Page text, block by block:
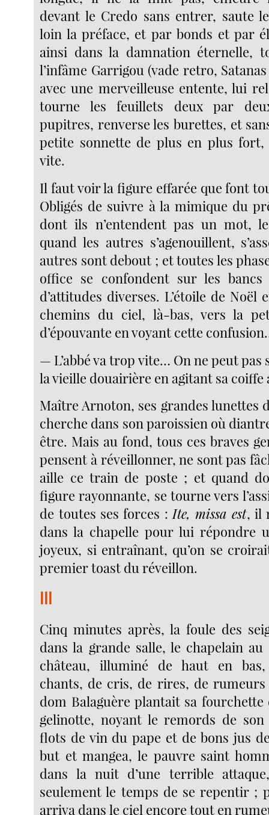
devant le Credo sans entrer, saute
loin la préface, et par bonds et par
ainsi dans la damnation éternelle,
l’infâme Garrigou (vade retro,
avec une merveilleuse entente, lui
tourne les feuillets deux par
pupitres, renverse les burettes, et
petite sonnette de plus en plus
vite.
Il faut voir la figure effarée que font
Obligés de suivre à la mimique du
dont ils n’entendent pas un mot,
quand les autres s’agenouillent,
autres sont debout ; et toutes les
office se confondent sur les
d’attitudes diverses. L’étoile de Noël
chemins du ciel, là-bas, vers la
d’épouvante en voyant cette
— L’abbé va trop vite… On ne peut
la vieille douairière en agitant sa coiffe
Maître Arnoton, ses grandes lunettes
cherche dans son paroissien où
être. Mais au fond, tous ces braves
pensent à réveillonner, ne sont pas
aille ce train de poste ; et quand
figure rayonnante, se tourne vers
de toutes ses forces :Ite, missa est, il
dans la chapelle pour lui répondre
joyeux, si entraînant, qu’on se
premier toast du réveillon.
III
Cinq minutes après, la foule des
dans la grande salle, le chapelain au
château, illuminé de haut en
chants, de cris, de rires, de rumeurs
dom Balaguère plantait sa fourchette
gelinotte, noyant le remords de son
flots de vin du pape et de bons jus
but et mangea, le pauvre saint
dans la nuit d’une terrible
seulement le temps de se repentir ;
arriva dans le ciel encore tout en